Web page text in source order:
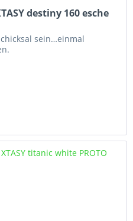
destiny 160 esche
sein…einmal